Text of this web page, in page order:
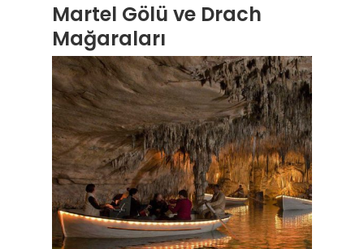
Martel Gölü ve Drach
Mağaraları